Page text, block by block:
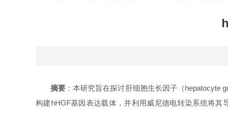
摘要 ：本研究旨在探讨肝细胞生长因子（hepatocyte
构建hHGF基因表达载体，并利用威尼德电转染系统将